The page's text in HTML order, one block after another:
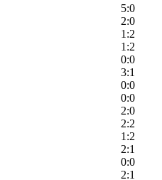
5:0
2:0
1:2
1:2
0:0
3:1
0:0
0:0
2:0
2:2
1:2
2:1
0:0
2:1